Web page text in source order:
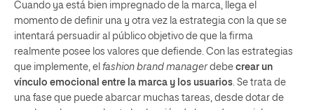
Cuando ya está bien impregnado de la marca, llega el
momento de definir una y otra vez la estrategia con la que se
intentará persuadir al público objetivo de que la firma
realmente posee los valores que defiende. Con las estrategias
que implemente, el fashion brand managerdebe crear un
vínculo emocional entre la marca y los usuarios. Se trata de
una fase que puede abarcar muchas tareas, desde dotar de